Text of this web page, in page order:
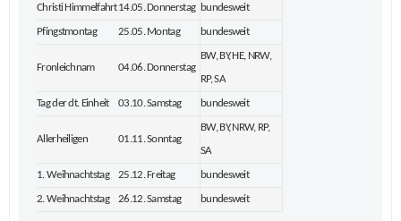
Christi Himmelfahrt14.05. Donnerstag bundesweit
Pfingstmontag 25.05. Montag bundesweit
Fronleichnam 04.06. Donnerstag
BW, BY, HE, NRW,
RP, SA
Tag der dt. Einheit 03.10. Samstag bundesweit
Allerheiligen 01.11. Sonntag
BW, BY, NRW, RP,
SA
1. Weihnachtstag 25.12. Freitag bundesweit
2. Weihnachtstag 26.12. Samstag bundesweit